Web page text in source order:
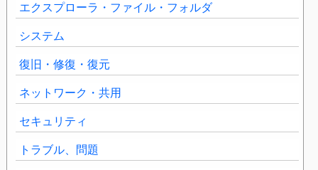
エクスプローラ・ファイル・フォルダ
システム
復旧・修復・復元
ネットワーク・共用
セキュリティ
トラブル、問題